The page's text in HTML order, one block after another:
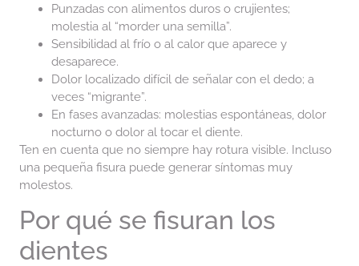
Punzadas con alimentos duros o crujientes;
molestia al “morder una semilla”.
Sensibilidad al frío o al calor que aparece y
desaparece.
Dolor localizado difícil de señalar con el dedo; a
veces “migrante”.
En fases avanzadas: molestias espontáneas, dolor
nocturno o dolor al tocar el diente.
Ten en cuenta que no siempre hay rotura visible. Incluso
una pequeña fisura puede generar síntomas muy
molestos.
Por qué se fisuran los
dientes